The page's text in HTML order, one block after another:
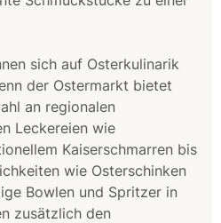
sich auf Osterkulinarik
der Ostermarkt bietet
an regionalen
Leckereien wie
Kaiserschmarren bis
wie Osterschinken
Bowlen und Spritzer in
zusätzlich den